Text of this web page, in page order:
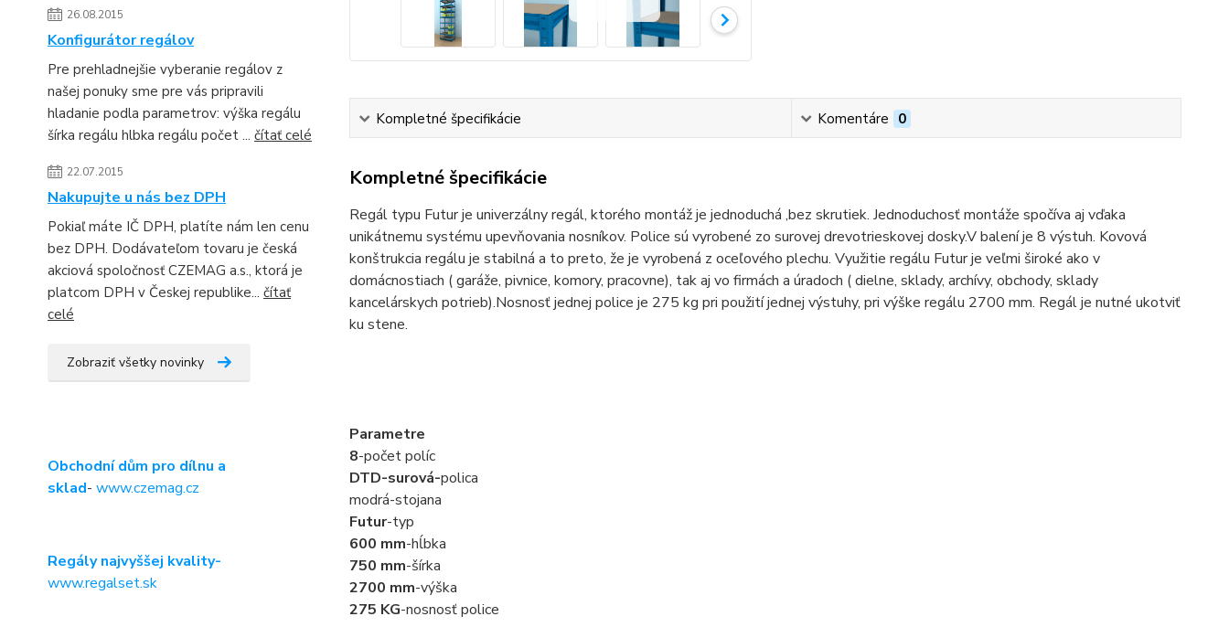
26.08.2015
Konfigurátor regálov
Pre prehladnejšie vyberanie regálov z
našej ponuky sme pre vás pripravili
hladanie podla parametrov: výška regálu
šírka regálu hlbka regálu počet ... čítať celé
22.07.2015
Nakupujte u nás bez DPH
Pokiaľ máte IČ DPH, platíte nám len cenu
bez DPH. Dodávateľom tovaru je česká
akciová spoločnosť CZEMAG a.s., ktorá je
platcom DPH v Českej republike... čítať
celé
Zobraziť všetky novinky
Obchodní dům pro dílnu a
sklad- www.czemag.cz
Regály najvyššej kvality-
www.regalset.sk
Kompletné špecifikácie Komentáre 0
Kompletné špecifikácie
Regál typu Futur je univerzálny regál, ktorého montáž je jednoduchá ,bez skrutiek. Jednoduchosť montáže spočíva aj vďaka
unikátnemu systému upevňovania nosníkov. Police sú vyrobené zo surovej drevotrieskovej dosky.V balení je 8 výstuh. Kovová
konštrukcia regálu je stabilná a to preto, že je vyrobená z oceľového plechu. Využitie regálu Futur je veľmi široké ako v
domácnostiach ( garáže, pivnice, komory, pracovne), tak aj vo firmách a úradoch ( dielne, sklady, archívy, obchody, sklady
kancelárskych potrieb).Nosnosť jednej police je 275 kg pri použití jednej výstuhy, pri výške regálu 2700 mm. Regál je nutné ukotviť
ku stene.
Parametre
8-počet políc
DTD-surová-polica
modrá-stojana
Futur-typ
600 mm-hĺbka
750 mm-šírka
2700 mm-výška
275 KG-nosnosť police